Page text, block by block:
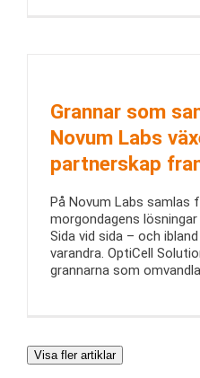
Grannar som
Novum Labs
partnerskap
På Novum Labs samlas
morgondagens
Sida vid sida – och
varandra. OptiCell
grannarna som
Visa fler artiklar